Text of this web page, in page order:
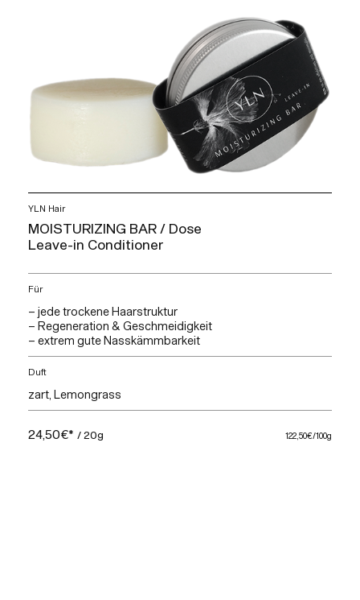
YLN Hair
MOISTURIZING BAR / Dose
Leave-in Conditioner
Für
– jede trockene Haarstruktur
– Regeneration & Geschmeidigkeit
– extrem gute Nasskämmbarkeit
Duft
zart, Lemongrass
24,50€* / 20g 122,50€/100g